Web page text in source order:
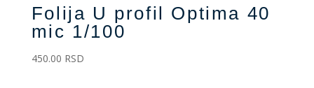
Folija U profil Optima 40
mic 1/100
450.00 RSD